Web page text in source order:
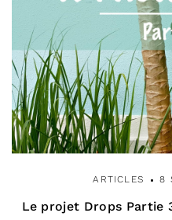
ARTICLES 8
Le projet Drops Partie